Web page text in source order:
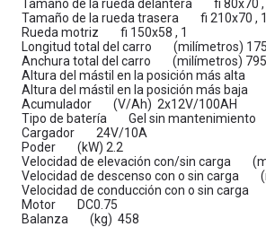
Tamaño de la rueda delantera fi 80x70 ,
Tamaño de la rueda trasera fi 210x70 , 1
Rueda motriz fi 150x58 , 1
Longitud total del carro (milímetros)
Anchura total del carro (milímetros) 795
Altura del mástil en la posición más alta
Altura del mástil en la posición más
Acumulador (V/Ah) 2x12V/100AH
Tipo de batería Gel sin mantenimiento
Cargador 24V/10A
Poder (kW) 2.2
Velocidad de elevación con/sin carga
Velocidad de descenso con o sin carga
Velocidad de conducción con o sin
Motor DC0.75
Balanza (kg) 458